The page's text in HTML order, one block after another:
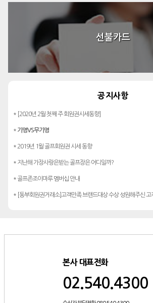
선불카드
공지사항
* [2020년 2월 첫째 주 회원권시세동향]
* 기명VS무기명
* 2019년 1월 골프회원권 시세 동향
* 지난해 가장사랑은받는 골프장은 어디일까?
* 골프존조이마루 멤버십 안내
본사 대표전화
02.540.4300